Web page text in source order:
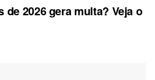
de 2026 gera multa? Veja o